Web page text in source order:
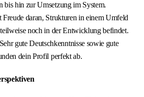
bis hin zur Umsetzung im System.
Freude daran, Strukturen in einem Umfeld
noch in der Entwicklung befindet.
Sehr gute Deutschkenntnisse sowie gute
dein Profil perfekt ab.